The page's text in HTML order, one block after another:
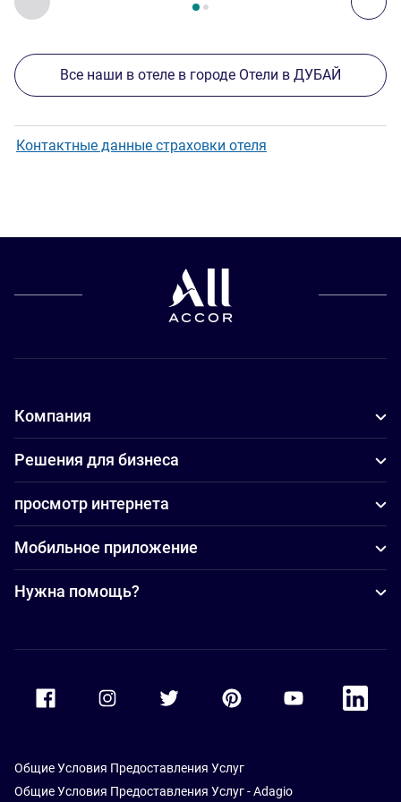
Все наши в отеле в городе Отели в ДУБАЙ
Контактные данные страховки отеля
Компания
Решения для бизнеса
просмотр интернета
Мобильное приложение
Нужна помощь?
Accor Facebook Accor TwitterAccor PinterestAccor Youtube
Accor
Общие Условия Предоставления Услуг
Общие Условия Предоставления Услуг - Adagio